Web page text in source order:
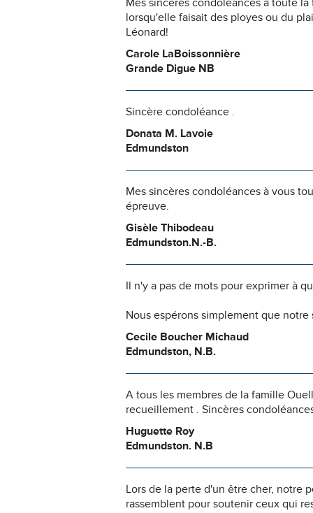
Mes sincères condoléances à toute
lorsqu'elle faisait des ployes ou du
Léonard!
Carole LaBoissonnière
Grande Digue NB
Sincère condoléance .
Donata M. Lavoie
Edmundston
Mes sincères condoléances à vous
épreuve.
Gisèle Thibodeau
Edmundston.N.-B.
Il n'y a pas de mots pour exprimer à
Nous espérons simplement que
Cecile Boucher Michaud
Edmundston, N.B.
A tous les membres de la famille
recueillement . Sincères
Huguette Roy
Edmundston. N.B
Lors de la perte d'un être cher, notre
rassemblent pour soutenir ceux qui